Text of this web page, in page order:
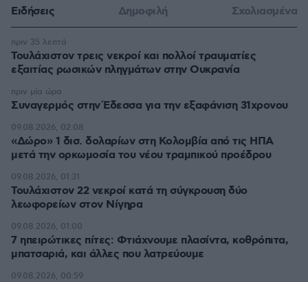
Ειδήσεις Δημοφιλή Σχολιασμένα
Τουλάχιστον τρεις νεκροί και πολλοί τραυματίες
εξαιτίας ρωσικών πληγμάτων στην Ουκρανία
πριν 35 λεπτά
Συναγερμός στην Έδεσσα για την εξαφάνιση 31χρονου
πριν μία ώρα
«Δώρο» 1 δισ. δολαρίων στη Κολομβία από τις ΗΠΑ
μετά την ορκωμοσία του νέου τραμπικού προέδρου
09.08.2026, 02:08
Τουλάχιστον 22 νεκροί κατά τη σύγκρουση δύο
λεωφορείων στον Νίγηρα
09.08.2026, 01:31
7 ηπειρώτικες πίτες: Φτιάχνουμε πλασίντα, κοθρόπιτα,
μπατσαριά, και άλλες που λατρεύουμε
09.08.2026, 01:00
09.08.2026, 00:59